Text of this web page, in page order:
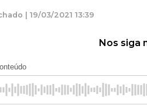
| 19/03/2021 13:39
Nos siga